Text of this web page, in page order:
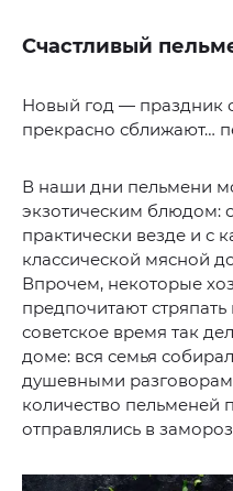
Счастливый
Новый год — праздник
прекрасно сближают…
В наши дни пельмени
экзотическим блюдом:
практически везде и с
классической мясной
Впрочем, некоторые
предпочитают стряпать
советское время так
доме: вся семья
душевными
количество пельменей
отправлялись в